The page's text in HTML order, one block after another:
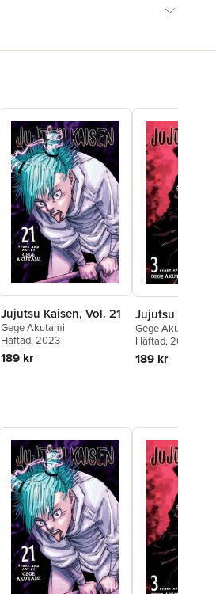
Jujutsu Kaisen, Vol. 21
Gege Akutami
Häftad, 2023
189 kr
Jujutsu
Gege Akutami
Häftad, 2020
189 kr